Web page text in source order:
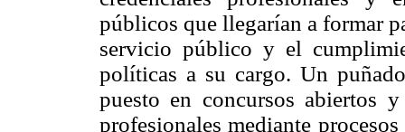
públicos que llegarían a formar
servicio público y el
políticas a su cargo. Un
puesto en concursos abiertos
profesionales mediante